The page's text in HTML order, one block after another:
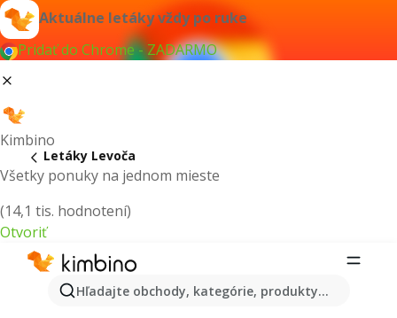
Aktuálne letáky vždy po ruke
Pridať do Chrome - ZADARMO
Kimbino
Všetky ponuky na jednom mieste
(14,1 tis. hodnotení)
Otvoriť
Hľadajte obchody, kategórie, produkty...
Letáky Levoča
Levoča - Aktuálne letáky a katalógy